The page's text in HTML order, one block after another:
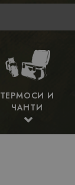
ТЕРМОСИ И
ЧАНТИ